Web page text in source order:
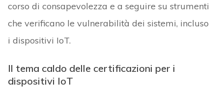
corso di consapevolezza e a seguire su strumenti
che verificano le vulnerabilità dei sistemi, incluso
i dispositivi IoT.
Il tema caldo delle certificazioni per i
dispositivi IoT